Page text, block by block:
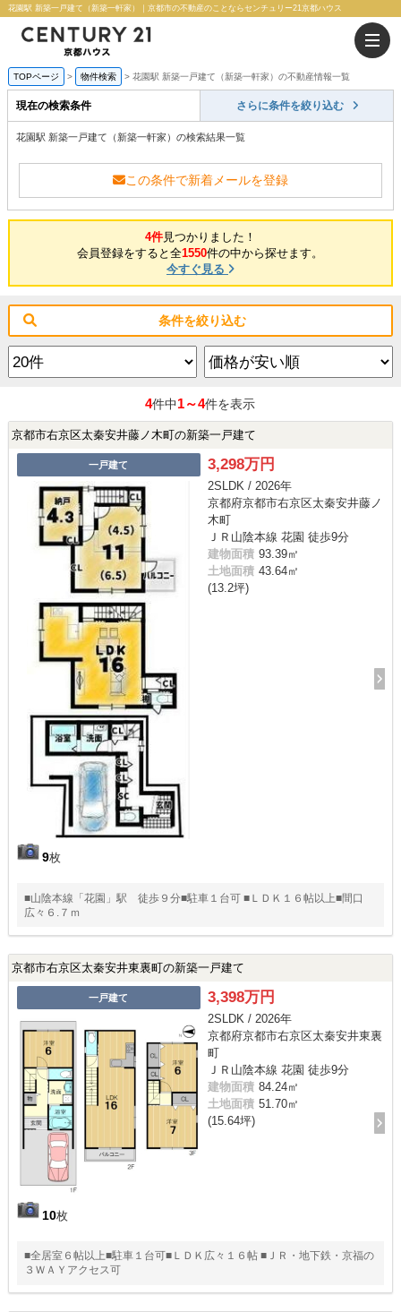
花園駅 新築一戸建て（新築一軒家）｜京都市の不動産のことならセンチュリー21京都ハウス
TOPページ 物件検索 花園駅 新築一戸建て（新築一軒家）の不動産情報一覧
現在の検索条件 さらに条件を絞り込む
花園駅 新築一戸建て（新築一軒家）の検索結果一覧
この条件で新着メールを登録
4件見つかりました！
会員登録をすると全1550件の中から探せます。
今すぐ見る
条件を絞り込む
4件中1～4件を表示
京都市右京区太秦安井藤ノ木町の新築一戸建て
一戸建て
9枚
3,298万円
2SLDK / 2026年
京都府京都市右京区太秦安井藤ノ
木町
ＪＲ山陰本線 花園 徒歩9分
建物面積 93.39㎡
土地面積 43.64㎡
(13.2坪)
■山陰本線「花園」駅 徒歩９分■駐車１台可 ■ＬＤＫ１６帖以上■間口
広々６.７ｍ
京都市右京区太秦安井東裏町の新築一戸建て
一戸建て
10枚
3,398万円
2SLDK / 2026年
京都府京都市右京区太秦安井東裏
町
ＪＲ山陰本線 花園 徒歩9分
建物面積 84.24㎡
土地面積 51.70㎡
(15.64坪)
■全居室６帖以上■駐車１台可■ＬＤＫ広々１６帖 ■ＪＲ・地下鉄・京福の
３ＷＡＹアクセス可